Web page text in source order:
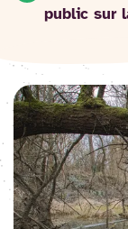
public sur